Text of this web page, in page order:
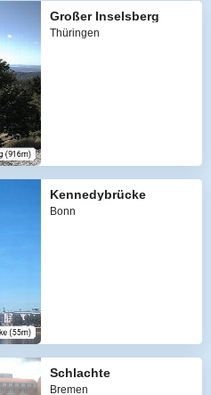
Großer Inselsberg
Thüringen
Kennedybrücke
Bonn
Schlachte
Bremen